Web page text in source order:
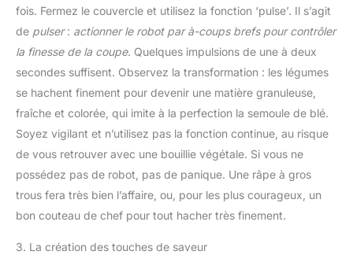
fois. Fermez le couvercle et utilisez la fonction ‘pulse’. Il s’agit
de pulser: actionner le robot par à-coups brefs pour contrôler
la finesse de la coupe. Quelques impulsions de une à deux
secondes suffisent. Observez la transformation : les légumes
se hachent finement pour devenir une matière granuleuse,
fraîche et colorée, qui imite à la perfection la semoule de blé.
Soyez vigilant et n’utilisez pas la fonction continue, au risque
de vous retrouver avec une bouillie végétale. Si vous ne
possédez pas de robot, pas de panique. Une râpe à gros
trous fera très bien l’affaire, ou, pour les plus courageux, un
bon couteau de chef pour tout hacher très finement.
3. La création des touches de saveur